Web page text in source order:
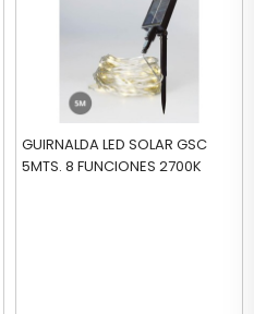
GUIRNALDA LED SOLAR GSC
5MTS. 8 FUNCIONES 2700K